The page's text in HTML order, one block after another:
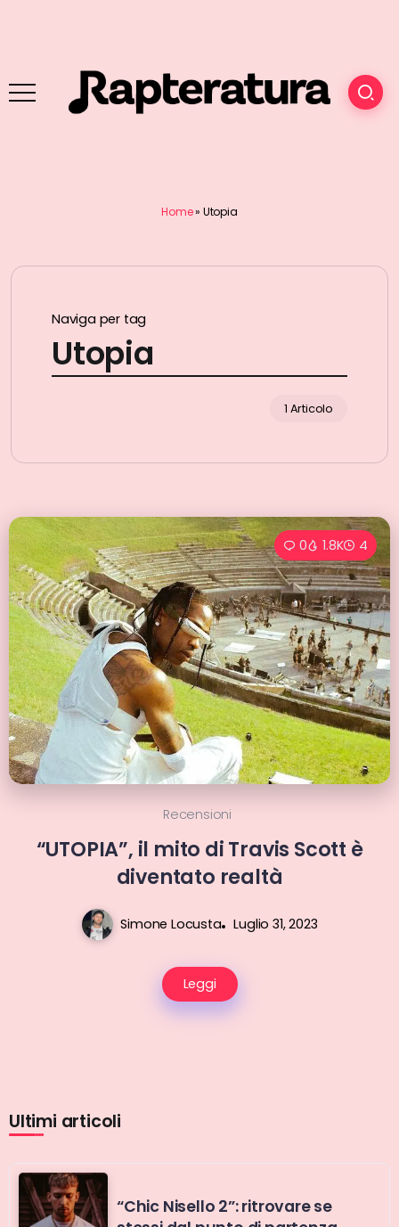
Home» Utopia
Naviga per tag
Utopia
1 Articolo
0 1.8K 4
Recensioni
“UTOPIA”, il mito di Travis Scott è
diventato realtà
Simone Locusta Luglio 31, 2023
Leggi
Ultimi articoli
“Chic Nisello 2”: ritrovare se